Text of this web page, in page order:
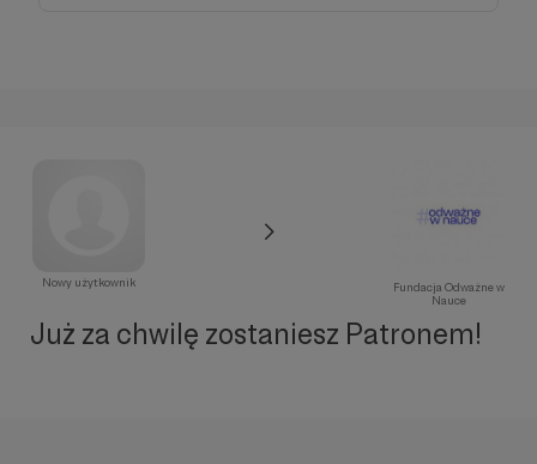
Nowy użytkownik
Fundacja Odważne w
Nauce
Już za chwilę zostaniesz Patronem!